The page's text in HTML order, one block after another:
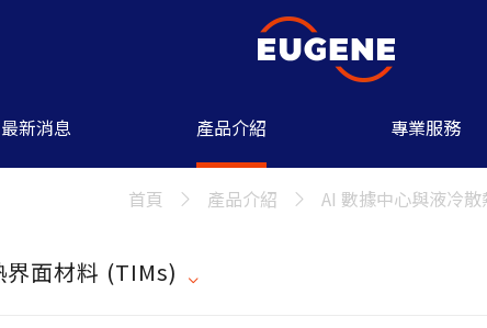
最新消息 產品介紹 專業服務
首頁 產品介紹 AI 數據中心與液冷散
界面材料 (TIMs)